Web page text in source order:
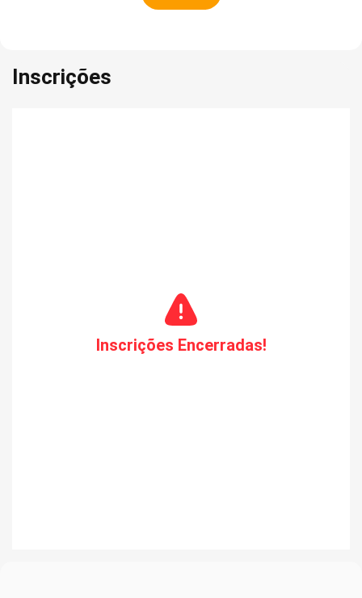
Evento promovido pelo Grupo Técnico de Trabalho - PICS do
Cidade: Campo Grande - MS
Inscrições
Inscrições Encerradas!